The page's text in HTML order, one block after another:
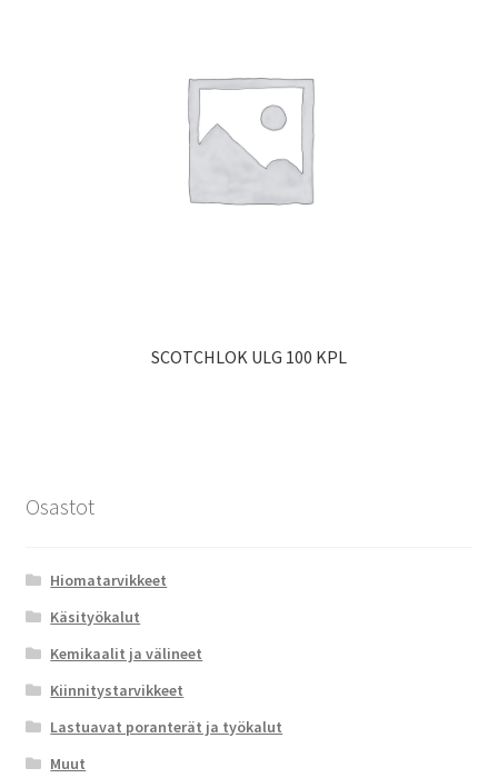
SCOTCHLOK ULG 100 KPL
Osastot
Hiomatarvikkeet
Käsityökalut
Kemikaalit ja välineet
Kiinnitystarvikkeet
Lastuavat poranterät ja työkalut
Muut